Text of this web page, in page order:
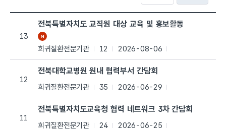
공지사항 목록으로 번호, 제목, 작성자, 조회수,등록일, 첨부파일로 나열 되고
13
전북특별자치도 교직원 대상 교육 및 홍보활동
희귀질환전문기관 12 2026-08-06
12
전북대학교병원 원내 협력부서 간담회
희귀질환전문기관 35 2026-06-29
11
전북특별자치도교육청 협력 네트워크 3차 간담회
희귀질환전문기관 24 2026-06-25